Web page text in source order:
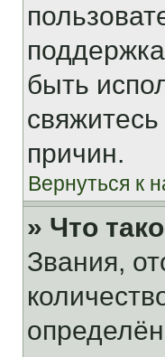
быть
причин.
Вернуться к
» Что
Звания,